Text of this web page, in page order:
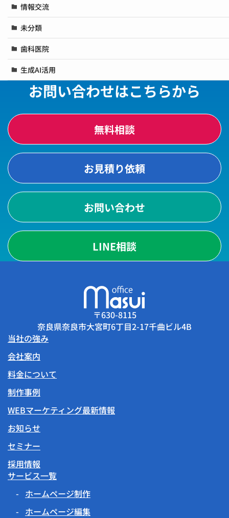
情報交流
未分類
歯科医院
生成AI活用
お問い合わせはこちらから
無料相談
お見積り依頼
お問い合わせ
LINE相談
〒630-8115
奈良県奈良市大宮町6丁目2-17千曲ビル4B
当社の強み
会社案内
料金について
制作事例
WEBマーケティング最新情報
お知らせ
セミナー
採用情報
サービス一覧
ホームページ制作
ホームページ編集